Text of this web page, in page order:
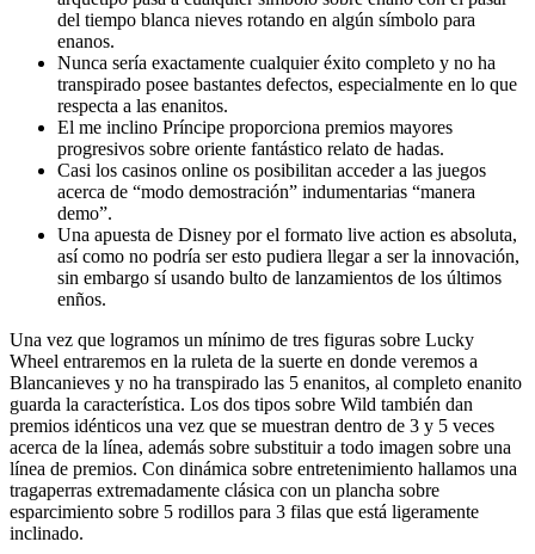
del tiempo blanca nieves rotando en algún símbolo para
enanos.
Nunca serí­a exactamente cualquier éxito completo y no ha
transpirado posee bastantes defectos, especialmente en lo que
respecta a las enanitos.
El me inclino Príncipe proporciona premios mayores
progresivos sobre oriente fantástico relato de hadas.
Casi los casinos online os posibilitan acceder a las juegos
acerca de “modo demostración” indumentarias “manera
demo”.
Una apuesta de Disney por el formato live action es absoluta,
así­ como no podrí­a ser esto pudiera llegar a ser la innovación,
sin embargo sí usando bulto de lanzamientos de los últimos
enños.
Una vez que logramos un mínimo de tres figuras sobre Lucky
Wheel entraremos en la ruleta de la suerte en donde veremos a
Blancanieves y no ha transpirado las 5 enanitos, al completo enanito
guarda la característica. Los dos tipos sobre Wild también dan
premios idénticos una vez que se muestran dentro de 3 y 5 veces
acerca de la línea, además sobre substituir a todo imagen sobre una
línea de premios. Con dinámica sobre entretenimiento hallamos una
tragaperras extremadamente clásica con un plancha sobre
esparcimiento sobre 5 rodillos para 3 filas que está ligeramente
inclinado.